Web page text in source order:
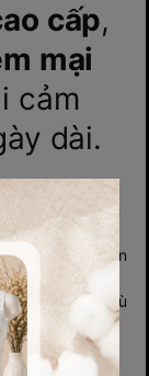
cấp,
mại
cảm
dài.
hay khó chịu
một
nhưng vẫn
linh hoạt
, phù